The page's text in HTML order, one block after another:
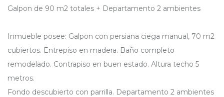
Galpon de 90 m2 totales + Departamento 2 ambientes
Inmueble posee: Galpon con persiana ciega manual, 70 m2
cubiertos. Entrepiso en madera. Baño completo
remodelado. Contrapiso en buen estado. Altura techo 5
metros.
Fondo descubierto con parrilla. Departamento 2 ambientes